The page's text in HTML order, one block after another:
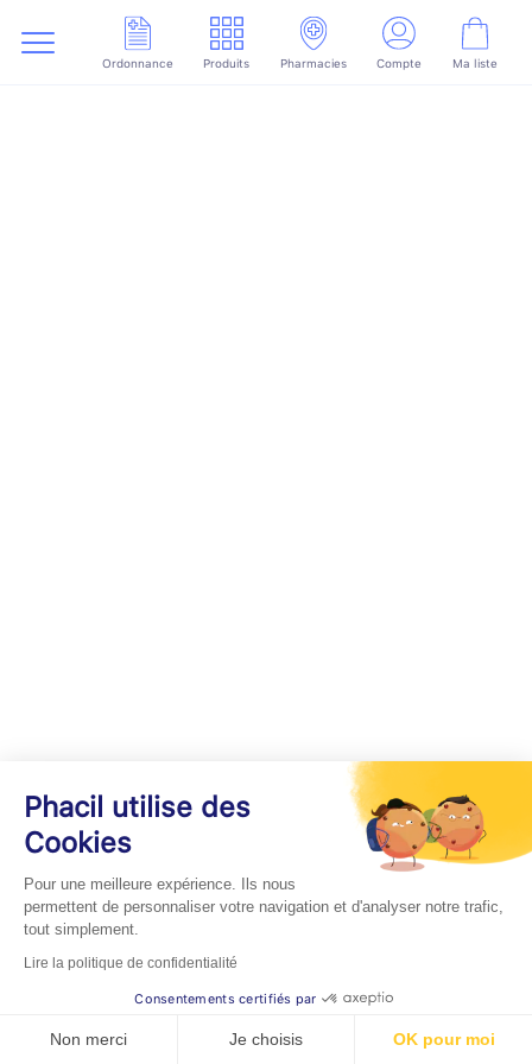
Ordonnance Produits Pharmacies Compte Ma liste
Phacil utilise des
Cookies
Pour une meilleure expérience. Ils nous
permettent de personnaliser votre navigation et d'analyser notre trafic,
tout simplement.
Lire la politique de confidentialité
Consentements certifiés par
Non merci Je choisis OK pour moi